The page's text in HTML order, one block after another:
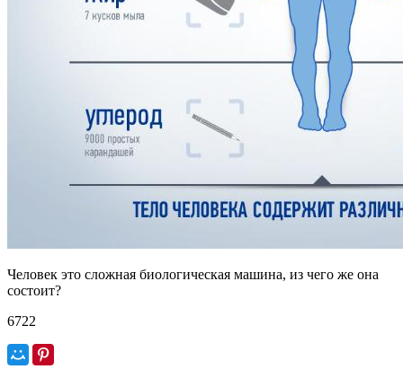
Человек это сложная биологическая машина, из чего же она
состоит?
6722